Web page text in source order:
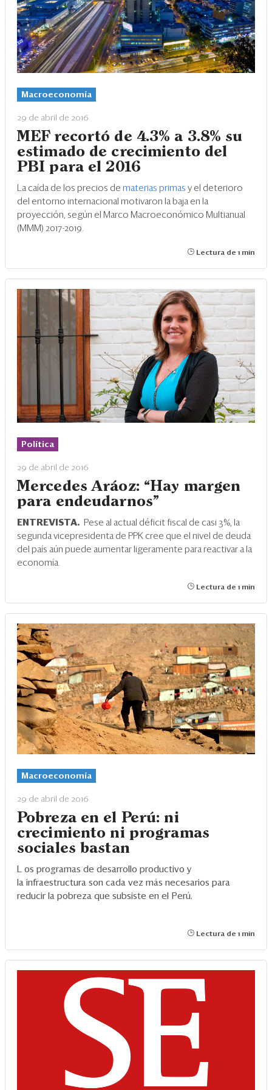
Blogs
Ranking CEO
Macroeconomía
29 de abril de 2016
MEF recortó de 4.3% a 3.8% su
estimado de crecimiento del
PBI para el 2016
La caída de los precios de materias primas y el deterioro
del entorno internacional motivaron la baja en la
proyección, según el Marco Macroeconómico Multianual
(MMM) 2017-2019.
Lectura de 1 min
Política
29 de abril de 2016
Mercedes Aráoz: “Hay margen
para endeudarnos”
ENTREVISTA. Pese al actual déficit fiscal de casi 3%, la
segunda vicepresidenta de PPK cree que el nivel de deuda
del país aún puede aumentar ligeramente para reactivar a la
economía.
Lectura de 1 min
Macroeconomía
29 de abril de 2016
Pobreza en el Perú: ni
crecimiento ni programas
sociales bastan
L os programas de desarrollo productivo y
la infraestructura son cada vez más necesarios para
reducir la pobreza que subsiste en el Perú.
Lectura de 1 min